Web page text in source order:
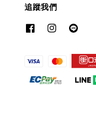
追蹤我們